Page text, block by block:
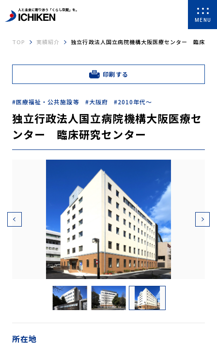
人と未来に寄り添う「くらし空間」を。
MENU
TOP 実績紹介 独立行政法人国立病院機構大阪医療センター 臨床研
印刷する
医療福祉・公共施設等 大阪府 2010年代～
独立行政法人国立病院機構大阪医療セ
ンター 臨床研究センター
所在地